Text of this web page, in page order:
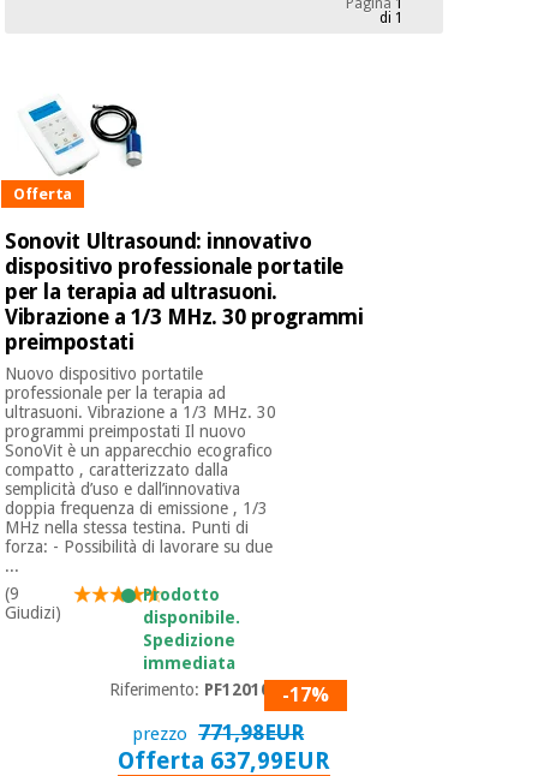
Outlet
Fisaude
Tech
Academy
cinese
Mobili
clinici
Armadi
terapeutici
Materiale
essenziale
per la
protezione
dei
coronavirus
Aerobica,
fitness e
pilates
Sport
e
Offerte
Outlet
Fisaude
Tech
Academy
mediche
Medicina
cinese
Mobili
clinici
Armadi
terapeutici
Materiale
essenziale
per la
protezione
dei
Pagina 1
di 1
Offerta
Sonovit Ultrasound: innovativo
dispositivo professionale portatile
per la terapia ad ultrasuoni.
Vibrazione a 1/3 MHz. 30 programmi
preimpostati
Nuovo dispositivo portatile
professionale per la terapia ad
ultrasuoni. Vibrazione a 1/3 MHz. 30
programmi preimpostati Il nuovo
SonoVit è un apparecchio ecografico
compatto , caratterizzato dalla
semplicità d’uso e dall’innovativa
doppia frequenza di emissione , 1/3
MHz nella stessa testina. Punti di
forza: - Possibilità di lavorare su due
...
(9
Giudizi)
Prodotto
disponibile.
Spedizione
immediata
Riferimento: PF1201024-17%
prezzo 771,98EUR
Offerta 637,99EUR